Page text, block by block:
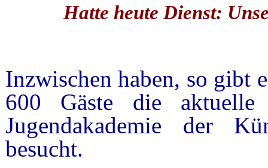
Hatte heute Dienst:
Inzwischen haben, so gibt
600 Gäste die aktuelle
Jugendakademie der
besucht.